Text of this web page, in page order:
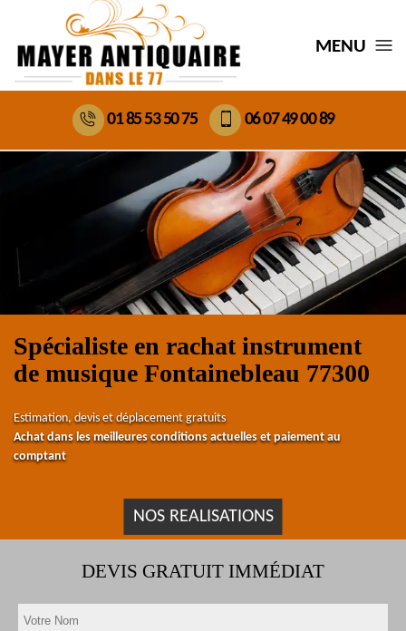
MENU
01 85 53 50 75 06 07 49 00 89
Spécialiste en rachat instrument
de musique Fontainebleau 77300
Estimation, devis et déplacement gratuits
Achat dans les meilleures conditions actuelles et paiement au
comptant
NOS REALISATIONS
DEVIS GRATUIT IMMÉDIAT